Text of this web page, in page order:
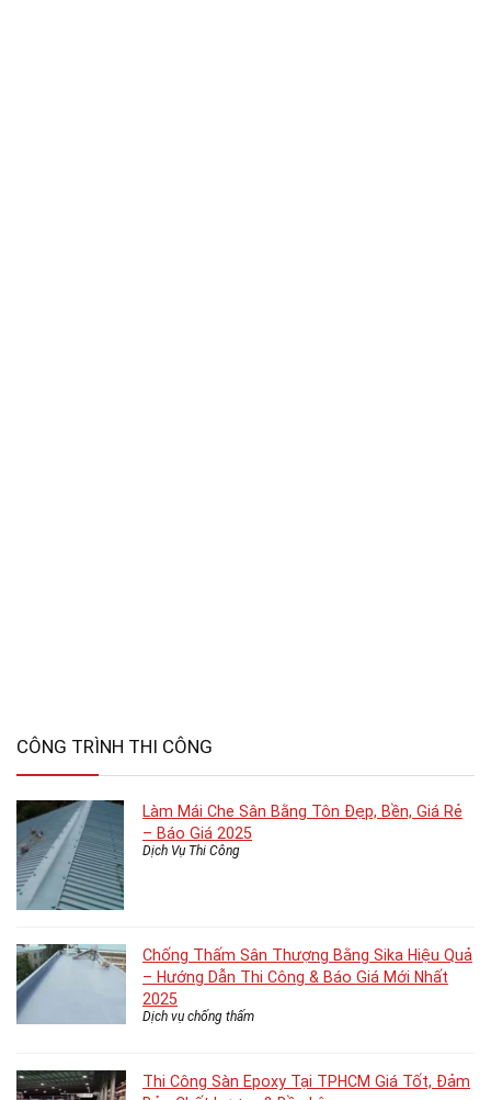
CÔNG TRÌNH THI CÔNG
Làm Mái Che Sân Bằng Tôn Đẹp, Bền, Giá Rẻ
– Báo Giá 2025
Dịch Vụ Thi Công
Chống Thấm Sân Thượng Bằng Sika Hiệu Quả
– Hướng Dẫn Thi Công & Báo Giá Mới Nhất
2025
Dịch vụ chống thấm
Thi Công Sàn Epoxy Tại TPHCM Giá Tốt, Đảm